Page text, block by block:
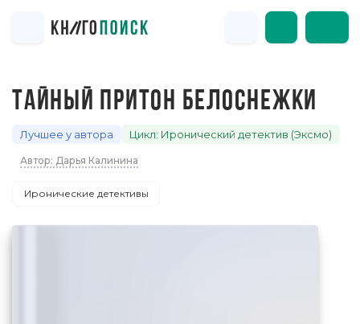
ТАЙНЫЙ ПРИТОН БЕЛОСНЕЖКИ
Лучшее у автора Цикл: Иронический детектив (Эксмо)
Автор: Дарья Калинина
Иронические детективы